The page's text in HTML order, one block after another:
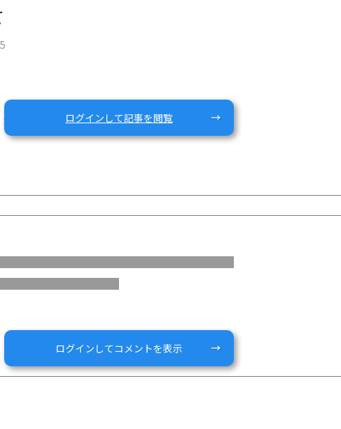
5
診断されています。
に向かっていたのですが、
痛みが強くなり、
ボコとしていました。
、肛門の病変が強いためクローン病かもしれないと言われています。
あります。(肛門の奥の方)
た便がつくことと多いです。
ログインして記事を閲覧
ログインしてコメントを表示